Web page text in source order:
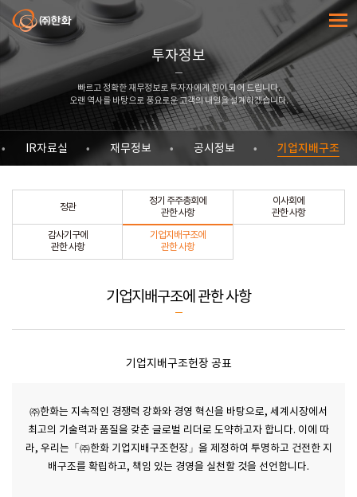
㈜한화 전체
투자정보
빠르고 정확한 재무정보로 투자자에게 힘이 되어 드립니다.
오랜 역사를 바탕으로 풍요로운 고객의 내일을 설계하겠습니다.
IR자료실 재무정보 공시정보 기업지배구조
정관
정기 주주총회에
관한 사항
이사회에
관한 사항
감사기구에
관한 사항
기업지배구조에
관한 사항
기업지배구조에 관한 사항
기업지배구조헌장 공표
㈜한화는 지속적인 경쟁력 강화와 경영 혁신을 바탕으로, 세계시장에서
최고의 기술력과 품질을 갖춘 글로벌 리더로 도약하고자 합니다. 이에 따
라, 우리는「㈜한화 기업지배구조헌장」을 제정하여 투명하고 건전한 지
배구조를 확립하고, 책임 있는 경영을 실천할 것을 선언합니다.